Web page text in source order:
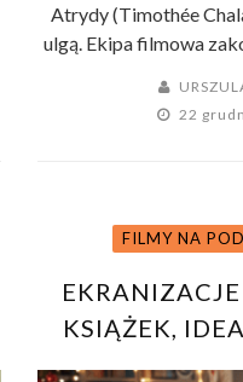
Atrydy (Timothée
ulgą. Ekipa filmowa
22
FILMY NA
KSIĄŻEK,